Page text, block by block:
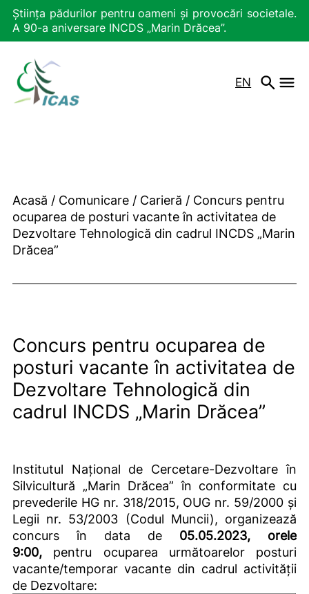
Știința pădurilor pentru oameni și provocări societale.
A 90-a aniversare INCDS „Marin Drăcea”.
EN
Acasă / Comunicare / Carieră / Concurs pentru
ocuparea de posturi vacante în activitatea de
Dezvoltare Tehnologică din cadrul INCDS „Marin
Drăcea”
Concurs pentru ocuparea de
posturi vacante în activitatea de
Dezvoltare Tehnologică din
cadrul INCDS „Marin Drăcea”
Institutul Național de Cercetare-Dezvoltare în
Silvicultură „Marin Drăcea” în conformitate cu
prevederile HG nr. 318/2015, OUG nr. 59/2000 și
Legii nr. 53/2003 (Codul Muncii), organizează
concurs în data de 05.05.2023, orele
9:00, pentru ocuparea următoarelor posturi
vacante/temporar vacante din cadrul activității
de Dezvoltare: